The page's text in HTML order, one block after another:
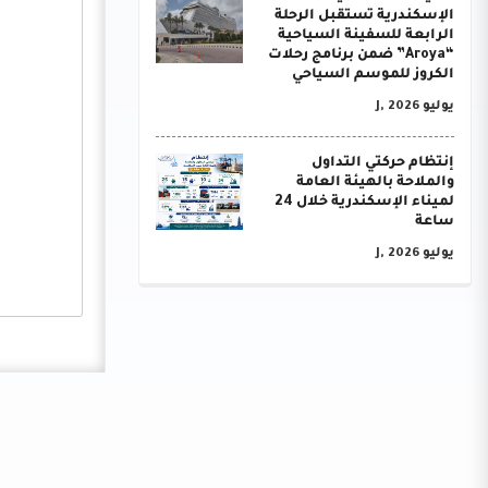
الإسكندرية تستقبل الرحلة
الرابعة للسفينة السياحية
“Aroya” ضمن برنامج رحلات
الكروز للموسم السياحي
يوليو J, 2026
إنتظام حركتي التداول
والملاحة بالهيئة العامة
لميناء الإسكندرية خلال 24
ساعة
يوليو J, 2026